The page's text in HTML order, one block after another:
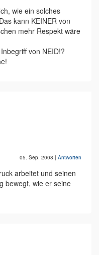
wie ein solches
kann KEINER von
mehr Respekt wäre
von NEID!?
05. Sep. 2008 | Antworten
arbeitet und seinen
bewegt, wie er seine